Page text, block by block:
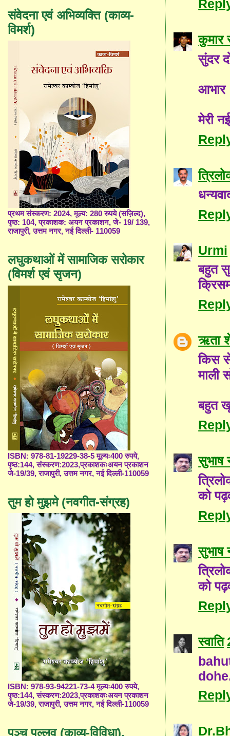
कुमार
सुंदर
आभार
मेरी
Urmi
बहुत
ऋता
किस
माली
बहुत
सुभाष
को
सुभाष
को
स्वाति
संवेदना एवं अभिव्यक्ति (काव्य-
विमर्श)
प्रथम संस्करण: 2024, मूल्य: 280 रुपये (सज़िल्द),
पृष्ठ: 104, प्रकाशक: अयन प्रकाशन, जे- 19/ 139,
राजापुरी, उत्तम नगर, नई दिल्ली- 110059
लघुकथाओं में सामाजिक सरोकार
(विमर्श एवं सृजन)
ISBN: 978-81-19229-38-5 मूल्यः400 रुपये,
पृष्ठ:144, संस्करण:2023,प्रकाशकःअयन प्रकाशन
जे-19/39, राजापुरी, उत्तम नगर, नई दिल्ली-110059
तुम हो मुझमे (नवगीत-संग्रह)
ISBN: 978-93-94221-73-4 मूल्यः400 रुपये,
पृष्ठ:144, संस्करण:2023,प्रकाशकःअयन प्रकाशन
जे-19/39, राजापुरी, उत्तम नगर, नई दिल्ली-110059
पञ्च पल्लव (काव्य-विविधा),